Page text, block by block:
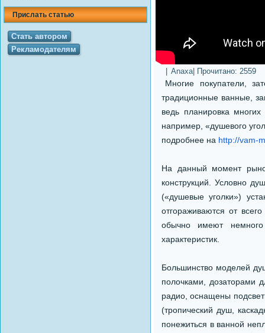
Прислать статью
Стать автором
Рекламодателям
Anaxa| Прочитано: 2559
Многие покупатели,
традиционные ванные,
ведь планировка многих
например, «душевого
подробнее на http://vam-
На данный момент
конструкций. Условно
(«душевые уголки»)
отгораживаются от
обычно имеют
характеристик.
Большинство моделей
полочками, дозаторами
радио, оснащены
(тропический душ,
понежиться в ванной